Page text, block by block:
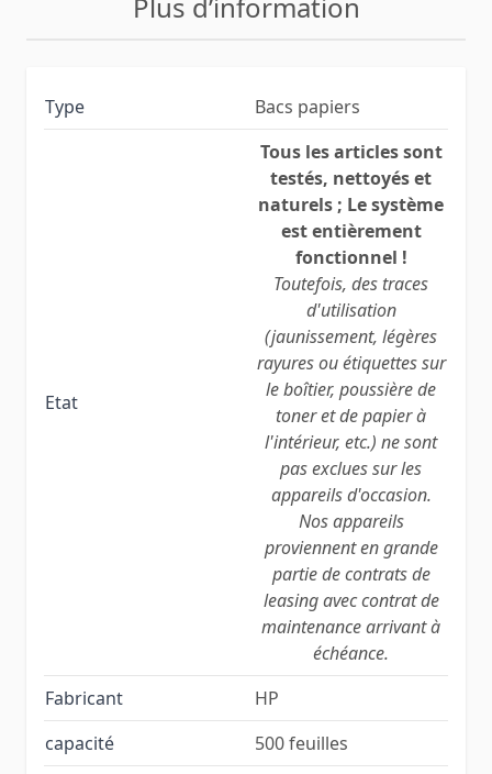
Type Bacs papiers
Etat
Tous les articles sont
testés, nettoyés et
naturels ; Le système
est entièrement
fonctionnel !
Toutefois, des traces
d'utilisation
(jaunissement, légères
rayures ou étiquettes sur
le boîtier, poussière de
toner et de papier à
l'intérieur, etc.) ne sont
pas exclues sur les
appareils d'occasion.
Nos appareils
proviennent en grande
partie de contrats de
leasing avec contrat de
maintenance arrivant à
échéance.
Fabricant
HP
capacité
500 feuilles